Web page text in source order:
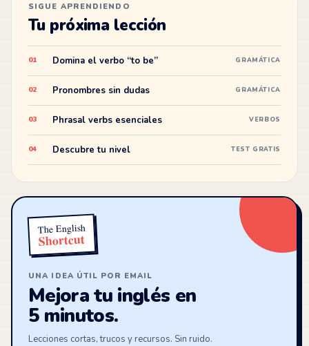
SIGUE APRENDIENDO
Tu próxima lección
01 Domina el verbo “to be” GRAMÁTICA
02 Pronombres sin dudas GRAMÁTICA
03 Phrasal verbs esenciales VERBOS
04 Descubre tu nivel TEST GRATIS
The English
Shortcut
UNA IDEA ÚTIL POR EMAIL
Mejora tu inglés en
5 minutos.
Lecciones cortas, trucos y recursos. Sin ruido.